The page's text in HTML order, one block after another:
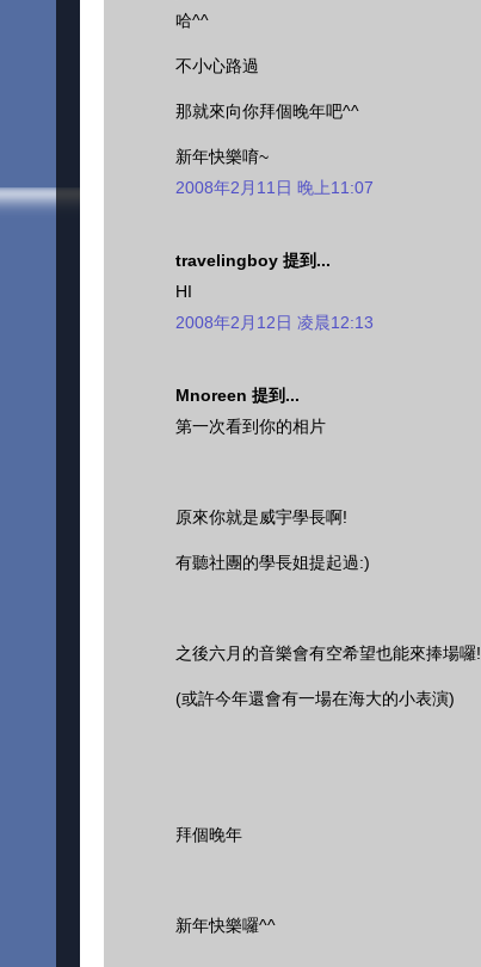
哈^^
不小心路過
那就來向你拜個晚年吧^^
新年快樂唷~
2008年2月11日 晚上11:07
travelingboy 提到...
HI
2008年2月12日 凌晨12:13
Mnoreen 提到...
第一次看到你的相片
原來你就是威宇學長啊!
有聽社團的學長姐提起過:)
之後六月的音樂會有空希望也能來捧場囉!
(或許今年還會有一場在海大的小表演)
拜個晚年
新年快樂囉^^